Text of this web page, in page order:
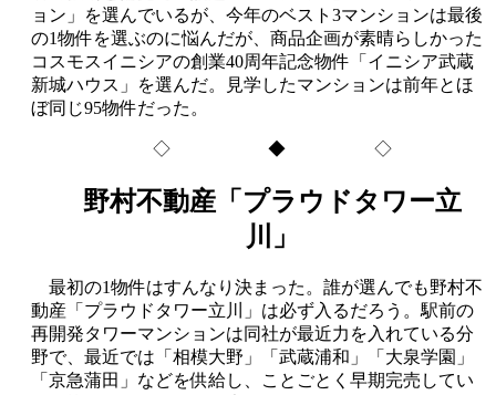
ョン」を選んでいるが、今年のベスト3マンションは最後
の1物件を選ぶのに悩んだが、商品企画が素晴らしかった
コスモスイニシアの創業40周年記念物件「イニシア武蔵
新城ハウス」を選んだ。見学したマンションは前年とほ
ぼ同じ95物件だった。
◇ ◆ ◇
野村不動産「プラウドタワー立
川」
最初の1物件はすんなり決まった。誰が選んでも野村不
動産「プラウドタワー立川」は必ず入るだろう。駅前の
再開発タワーマンションは同社が最近力を入れている分
野で、最近では「相模大野」「武蔵浦和」「大泉学園」
「京急蒲田」などを供給し、ことごとく早期完売してい